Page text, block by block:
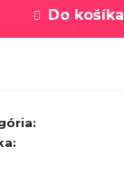
Do košíka
:
: